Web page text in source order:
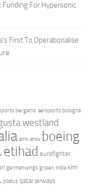
For Hypersonic
First To Operationalise
bergamo aeroporto bologna
westland
amx ansv boeing
etihad eurofighter
germanwings gripen india klm
pilatus qatar airways